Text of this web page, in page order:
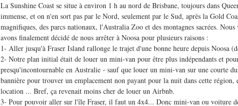
La Sunshine Coast se situe à environ 1 h au nord de Brisbane, toujours dans
immense, et on n'en sort pas par le Nord, seulement par le Sud, après la Gold
magnifiques, des parcs nationaux, l'Australia Zoo et des montagnes sacrées.
avons finalement décidé de nous arrêter à Noosa pour plusieurs raisons :
1- Aller jusqu'à Fraser Island rallonge le trajet d'une bonne heure depuis Noosa
2- Notre plan initial était de louer un mini-van pour être plus indépendants et
presqu'incontournable en Australie - sauf que louer un mini-van sur une courte
bannière pour trouver un emplacement non payant pour la nuit dans cette région,
location ... Bref, ça revenait moins cher de louer un Airbnb.
3- Pour pouvoir aller sur l'île Fraser, il faut un 4x4... Donc mini-van ou voiture